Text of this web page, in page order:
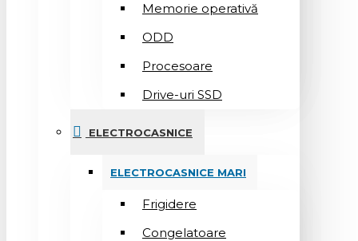
Memorie operativă
ODD
Procesoare
Drive-uri SSD
ELECTROCASNICE
ELECTROCASNICE MARI
Frigidere
Congelatoare